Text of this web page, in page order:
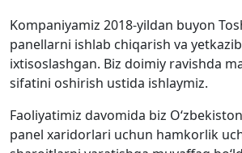
Kompaniyamiz 2018-yildan buyon
panellarni ishlab chiqarish va
ixtisoslashgan. Biz doimiy ravishda
sifatini oshirish ustida ishlaymiz.
Faoliyatimiz davomida biz
panel xaridorlari uchun hamkorlik